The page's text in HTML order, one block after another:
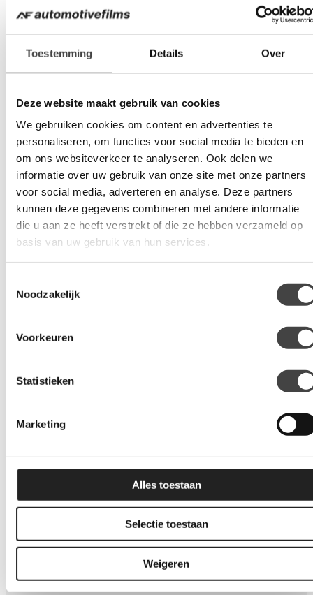
Toestemming Details Over
Deze website maakt gebruik van cookies
We gebruiken cookies om content en advertenties te
personaliseren, om functies voor social media te bieden en
om ons websiteverkeer te analyseren. Ook delen we
informatie over uw gebruik van onze site met onze partners
voor social media, adverteren en analyse. Deze partners
kunnen deze gegevens combineren met andere informatie
die u aan ze heeft verstrekt of die ze hebben verzameld op
basis van uw gebruik van hun services.
Noodzakelijk
Voorkeuren
Statistieken
Marketing
Alles toestaan
Selectie toestaan
Weigeren
Diensten
Veiligheidsfolie autoruiten
Chameleon raamfolie
Locaties
Vind een vestiging
Alle vestigingen
Raamfolie
Global® QDP Plus
GSW® Chameleon
Global® Glans PPF
Global® Matte PPF
GSW® Kleur PPF
Global® Koplampen folie